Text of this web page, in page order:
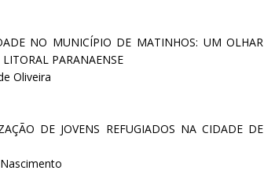
NO MUNICÍPIO DE MATINHOS: UM OLHAR
PARANAENSE
Oliveira
DE JOVENS REFUGIADOS NA CIDADE DE